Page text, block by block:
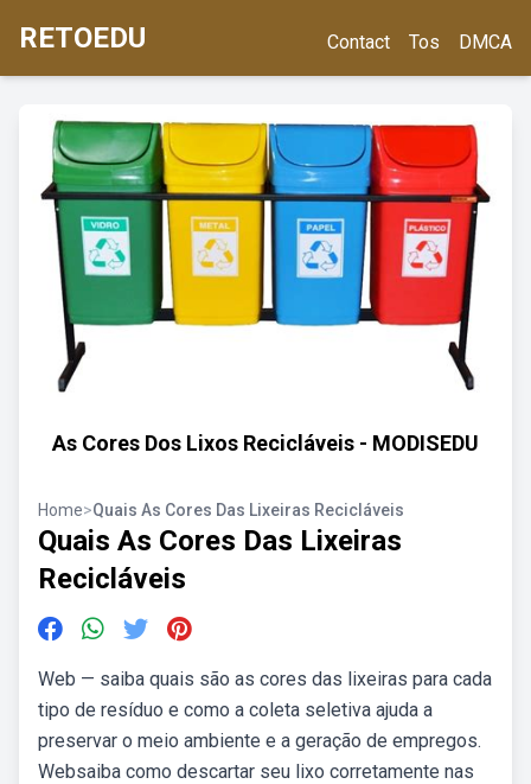
RETOEDU Contact Tos DMCA
As Cores Dos Lixos Recicláveis - MODISEDU
Home>Quais As Cores Das Lixeiras Recicláveis
Quais As Cores Das Lixeiras
Recicláveis
Web — saiba quais são as cores das lixeiras para cada
tipo de resíduo e como a coleta seletiva ajuda a
preservar o meio ambiente e a geração de empregos.
Websaiba como descartar seu lixo corretamente nas